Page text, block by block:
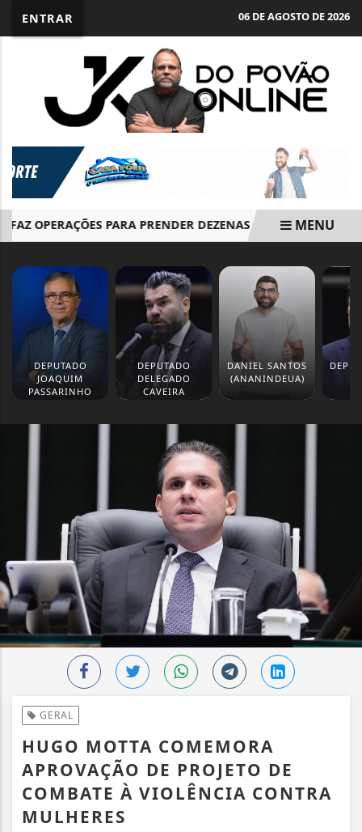
ENTRAR 06 DE AGOSTO DE 2026
OPERAÇÕES PARA PRENDER DEZENAS DE INTEGRANTES DO
MENU
DEPUTADO
JOAQUIM
PASSARINHO
DEPUTADO
DELEGADO
CAVEIRA
DANIEL SANTOS
(ANANINDEUA)
GERAL
HUGO MOTTA COMEMORA
APROVAÇÃO DE PROJETO DE
COMBATE À VIOLÊNCIA CONTRA
MULHERES